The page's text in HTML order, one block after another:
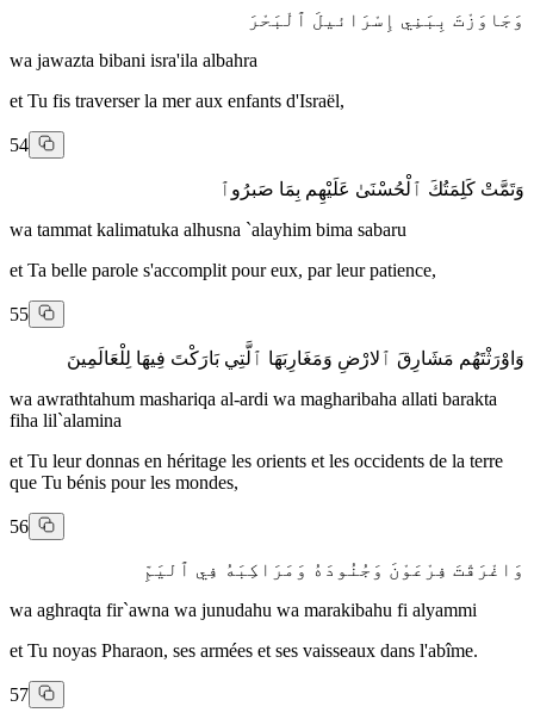
وَجَاوَزْتَ بِبَنِي إِسْرَائيلَ ٱلْبَحْرَ
wa jawazta bibani isra'ila albahra
et Tu fis traverser la mer aux enfants d'Israël,
54
وَتَمَّتْ كَلِمَتُكَ ٱلْحُسْنَىٰ عَلَيْهِم بِمَا صَبرُوٱ
wa tammat kalimatuka alhusna `alayhim bima sabaru
et Ta belle parole s'accomplit pour eux, par leur patience,
55
وَاوْرَثْتَهُم مَشَارِقَ ٱلارْضِ وَمَغَارِبَهَا ٱلَّتِي بَارَكْتَ فِيهَا لِلْعَالَمِينَ
wa awrathtahum mashariqa al-ardi wa magharibaha allati barakta
fiha lil`alamina
et Tu leur donnas en héritage les orients et les occidents de la terre
que Tu bénis pour les mondes,
56
وَاغْرَقْتَ فِرْعَوْنَ وَجُنُودَهُ وَمَرَاكِبَهُ فِي ٱليَمِّ
wa aghraqta fir`awna wa junudahu wa marakibahu fi alyammi
et Tu noyas Pharaon, ses armées et ses vaisseaux dans l'abîme.
57